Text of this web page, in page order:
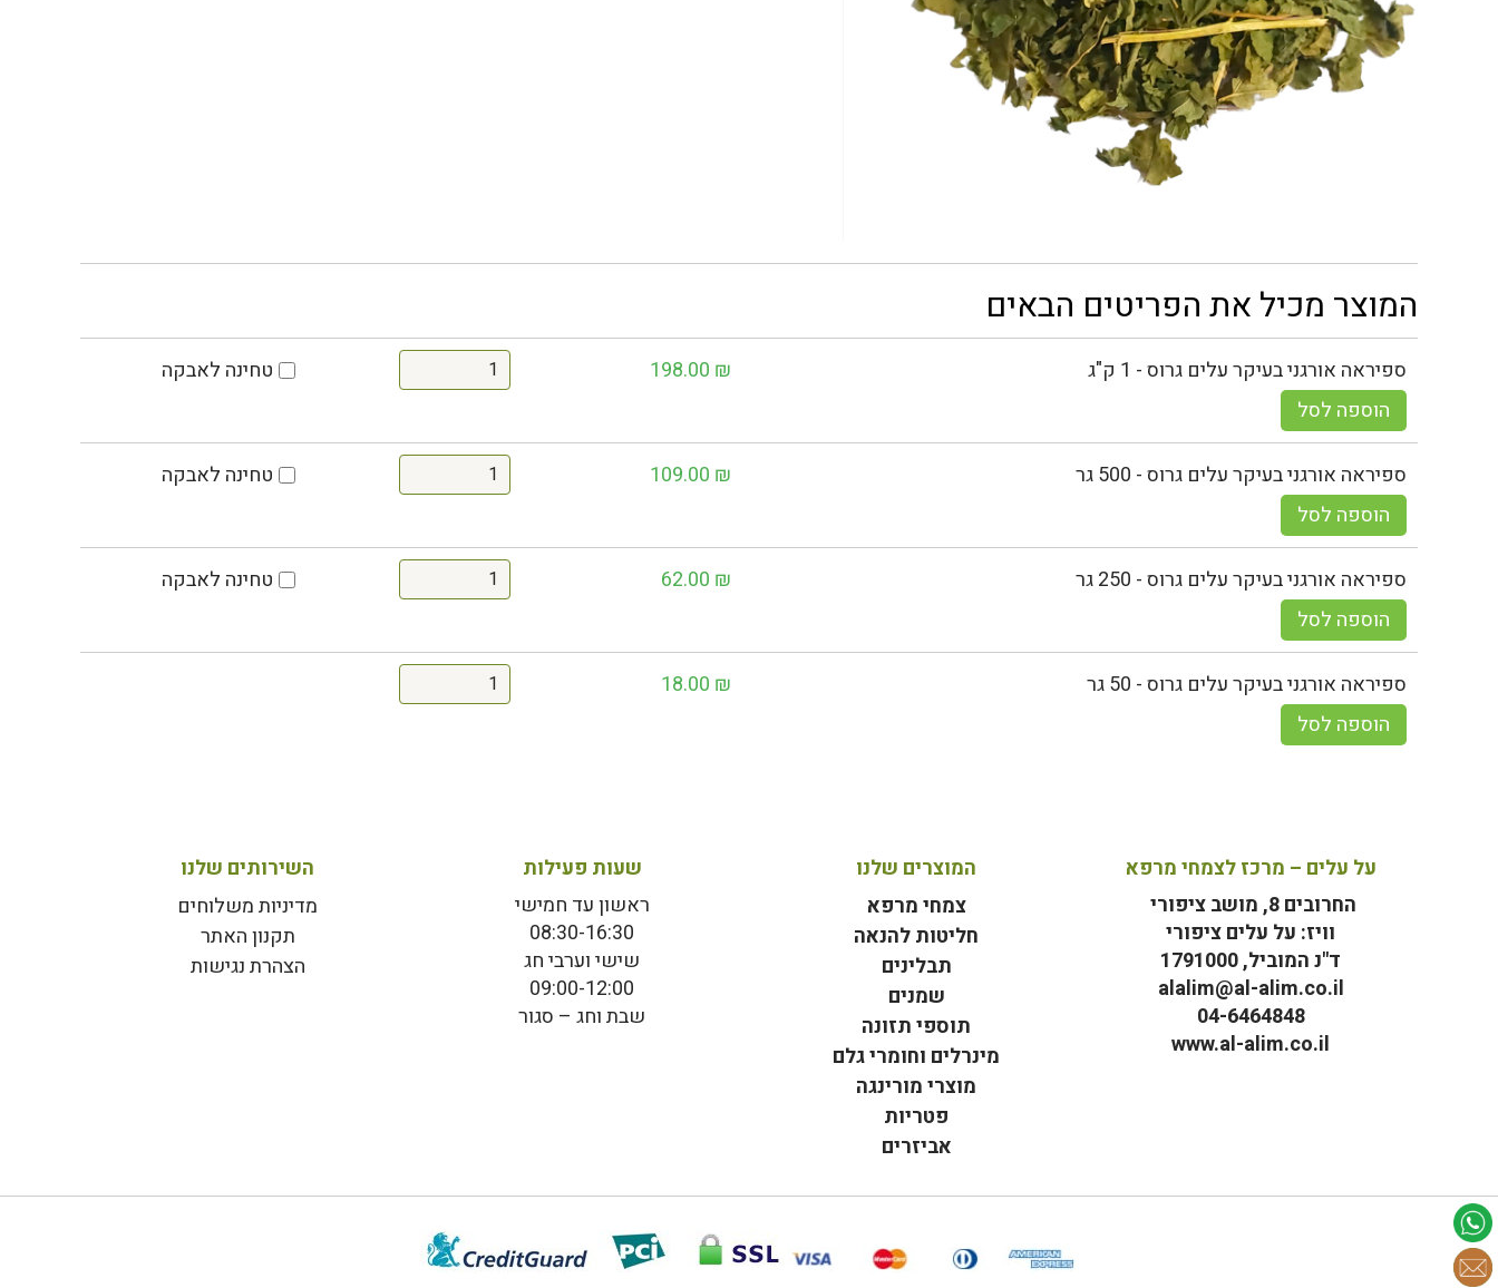
המוצר מכיל את הפריטים הבאים
ספיראה אורגני בעיקר עלים גרוס - 1 ק"ג 198.00 ₪
טחינה לאבקה
הוספה לסל
ספיראה אורגני בעיקר עלים גרוס - 500 גר 109.00 ₪
טחינה לאבקה
הוספה לסל
ספיראה אורגני בעיקר עלים גרוס - 250 גר 62.00 ₪
טחינה לאבקה
הוספה לסל
ספיראה אורגני בעיקר עלים גרוס - 50 גר 18.00 ₪
הוספה לסל
על עלים – מרכז לצמחי מרפא
החרובים 8, מושב ציפורי
וויז: על עלים ציפורי
ד"נ המוביל, 1791000
alalim@al-alim.co.il
04-6464848
www.al-alim.co.il
המוצרים שלנו
צמחי מרפא
חליטות להנאה
תבלינים
שמנים
תוספי תזונה
מינרלים וחומרי גלם
מוצרי מורינגה
פטריות
אביזרים
שעות פעילות
ראשון עד חמישי
08:30-16:30
שישי וערבי חג
09:00-12:00
שבת וחג – סגור
השירותים שלנו
מדיניות משלוחים
תקנון האתר
הצהרת נגישות